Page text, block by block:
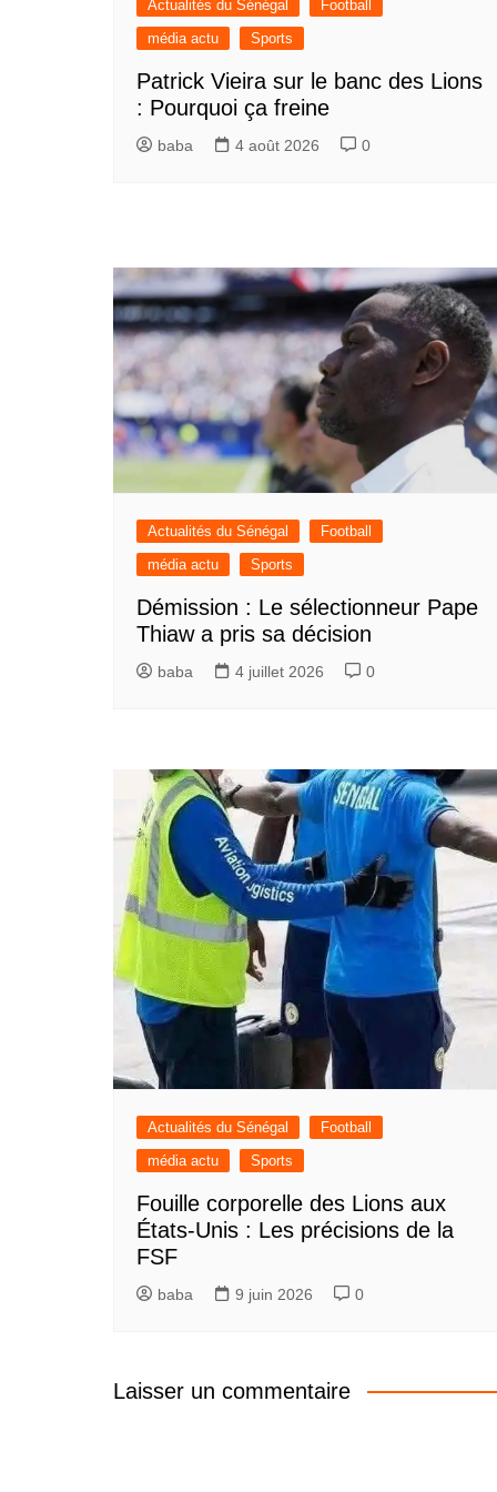
Actualités du Sénégal
Football
média actu
Sports
Patrick Vieira sur le banc des Lions
: Pourquoi ça freine
baba 4 août 2026 0
Actualités du Sénégal
Football
média actu
Sports
Démission : Le sélectionneur Pape
Thiaw a pris sa décision
baba 4 juillet 2026 0
Actualités du Sénégal
Football
média actu
Sports
Fouille corporelle des Lions aux
États-Unis : Les précisions de la
FSF
baba 9 juin 2026 0
Laisser un commentaire